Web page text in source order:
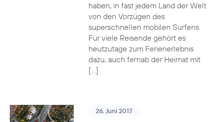
haben, in fast jedem Land der Welt
von den Vorzügen des
superschnellen mobilen Surfens.
Für viele Reisende gehört es
heutzutage zum Ferienerlebnis
dazu, auch fernab der Heimat mit
[…]
26. Juni 2017